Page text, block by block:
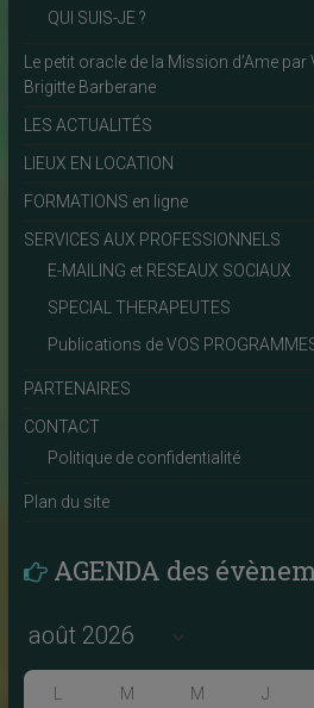
QUI SUIS-JE ?
Le petit oracle de la Mission d’Ame
Brigitte Barberane
LES ACTUALITÉS
LIEUX EN LOCATION
FORMATIONS en ligne
SERVICES AUX PROFESSIONNELS
E-MAILING et RESEAUX SOCIAUX
SPECIAL THERAPEUTES
Publications de VOS
PARTENAIRES
CONTACT
Politique de confidentialité
Plan du site
AGENDA des
L M M J